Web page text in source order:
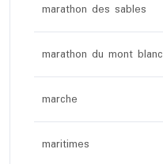
marathon des sables
marathon du mont blanc
marche
maritimes